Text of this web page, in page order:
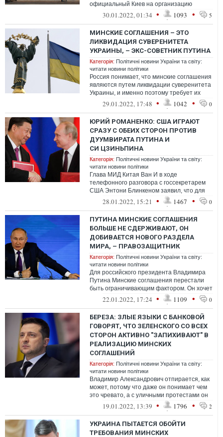
официальный Киев на организацию
"силовых авантюр", нацеленных против
жителей Донбасса
30.01.2022, 01:34 • 1093 • 5
МИНСКИЕ СОГЛАШЕНИЯ – ЭТО
ЛИКВИДАЦИЯ СУВЕРЕНИТЕТА
УКРАИНЫ, – ЭКС-СОВЕТНИК ПУТИНА
Категорія: Політичні новини України та світу:
читати новини політики
Россия понимает, что минские соглашения
являются путем ликвидации суверенитета
Украины, и именно поэтому требует их
выполнения
29.01.2022, 17:48 • 1042 • 0
ЮРИЙ РОМАНЕНКО: США ИГРАЮТ
СРАЗУ С ОБЕИХ СТОРОН ПРОТИВ
ДУУМВИРАТА ПУТИНА И
СИ ЦЗИНЬПИНА
Категорія: Політичні новини України та світу:
читати новини політики
Глава МИД Китая Ван И в ходе
телефонного разговора с госсекретарем
США Энтони Блинкеном заявил, что для
решения украинского вопроса нужно
28.01.2022, 15:21 • 1467 • 0
ПУТИНА МИНСКИЕ СОГЛАШЕНИЯ
БОЛЬШЕ НЕ СДЕРЖИВАЮТ, ОН
ДОБИВАЕТСЯ НОВОГО РАЗДЕЛА
МИРА, – ПРАВОЗАЩИТНИК
Категорія: Політичні новини України та світу:
читати новини політики
Для российского президента Владимира
Путина Минские соглашения перестали
быть ограничивающим фактором. Он хочет
возвращения к "Ялте" – то есть, новому...
22.01.2022, 17:24 • 1109 • 0
БЕРЕЗА: ЗЛЫЕ ЯЗЫКИ С БАНКОВОЙ
ГОВОРЯТ, ЧТО ЗЕЛЕНСКОГО СО ВСЕХ
СТОРОН АКТИВНО "ЗАПИХИВАЮТ" В
РЕАЛИЗАЦИЮ МИНСКИХ
СОГЛАШЕНИЙ
Категорія: Політичні новини України та світу:
читати новини політики
Владимир Александрович отпирается, как
может, потому что даже он понимает чем
это чревато, а с уличными протестами он
не справится. И это он хорошо по...
19.01.2022, 13:39 • 1796 • 2
УКРАИНА ПЫТАЕТСЯ ОБОЙТИ
ТРЕБОВАНИЯ МИНСКИХ